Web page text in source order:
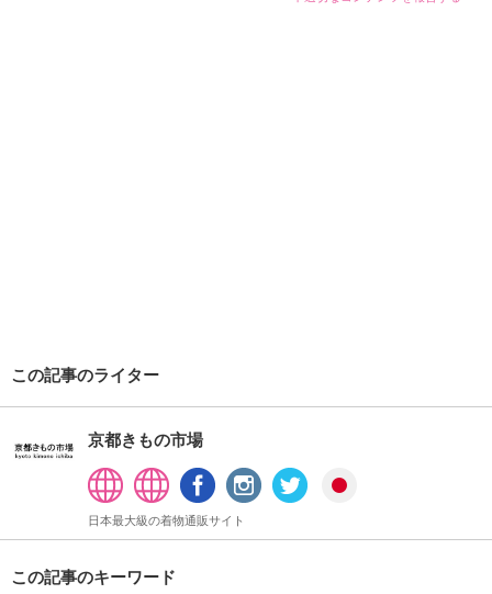
この記事のライター
京都きもの市場
日本最大級の着物通販サイト
この記事のキーワード